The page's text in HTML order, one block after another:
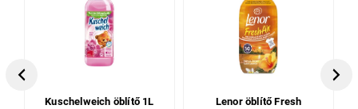
Previous
Kuschelweich öblítő 1L
Lenor öblítő Fresh
Next